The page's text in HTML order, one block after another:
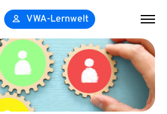
VWA-Lernwelt